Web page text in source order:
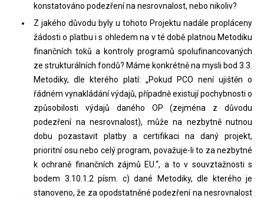
konstatováno podezření na nesrovnalost, nebo nikoliv?
Z jakého důvodu byly u tohoto Projektu nadále propláceny
žádosti o platbu i s ohledem na v té době platnou Metodiku
finančních toků a kontroly programů spolufinancovaných
ze strukturálních fondů? Máme konkrétně na mysli bod 3.3.
Metodiky, dle kterého platí: „Pokud PCO není ujištěn o
řádném vynakládání výdajů, případně existují pochybnosti o
způsobilosti výdajů daného OP (zejména z důvodu
podezření na nesrovnalost), může na nezbytně nutnou
dobu pozastavit platby a certifikaci na daný projekt,
prioritní osu nebo celý program, považuje-li to za nezbytné
k ochraně finančních zájmů EU.“, a to v souvztažnosti s
bodem 3.10.1.2 písm. c) dané Metodiky, dle kterého je
stanoveno, že za opodstatněné podezření na nesrovnalost